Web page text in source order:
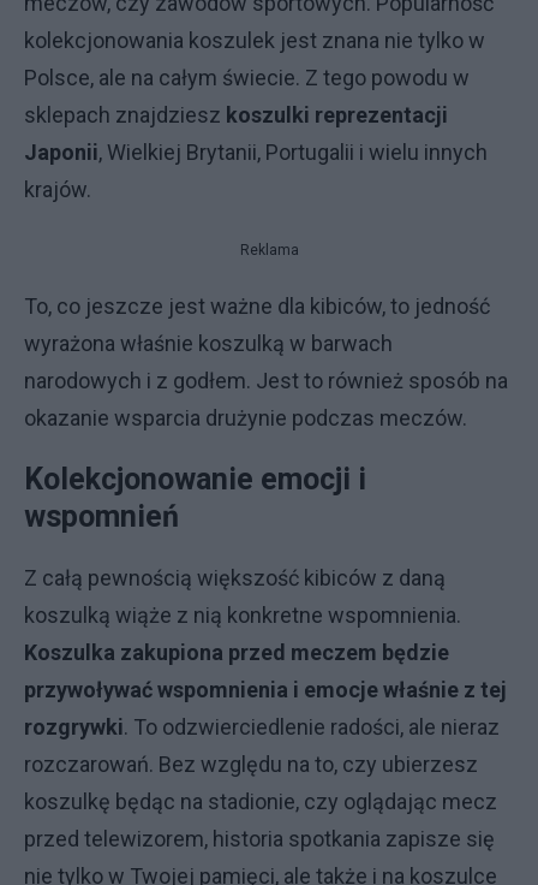
kolekcjonowania koszulek jest znana nie tylko w
Polsce, ale na całym świecie. Z tego powodu w
sklepach znajdziesz koszulki reprezentacji
Japonii, Wielkiej Brytanii, Portugalii i wielu innych
krajów.
Reklama
To, co jeszcze jest ważne dla kibiców, to jedność
wyrażona właśnie koszulką w barwach
narodowych i z godłem. Jest to również sposób na
okazanie wsparcia drużynie podczas meczów.
Kolekcjonowanie emocji i
wspomnień
Z całą pewnością większość kibiców z daną
koszulką wiąże z nią konkretne wspomnienia.
Koszulka zakupiona przed meczem będzie
przywoływać wspomnienia i emocje właśnie z tej
rozgrywki. To odzwierciedlenie radości, ale nieraz
rozczarowań. Bez względu na to, czy ubierzesz
koszulkę będąc na stadionie, czy oglądając mecz
przed telewizorem, historia spotkania zapisze się
nie tylko w Twojej pamięci, ale także i na koszulce